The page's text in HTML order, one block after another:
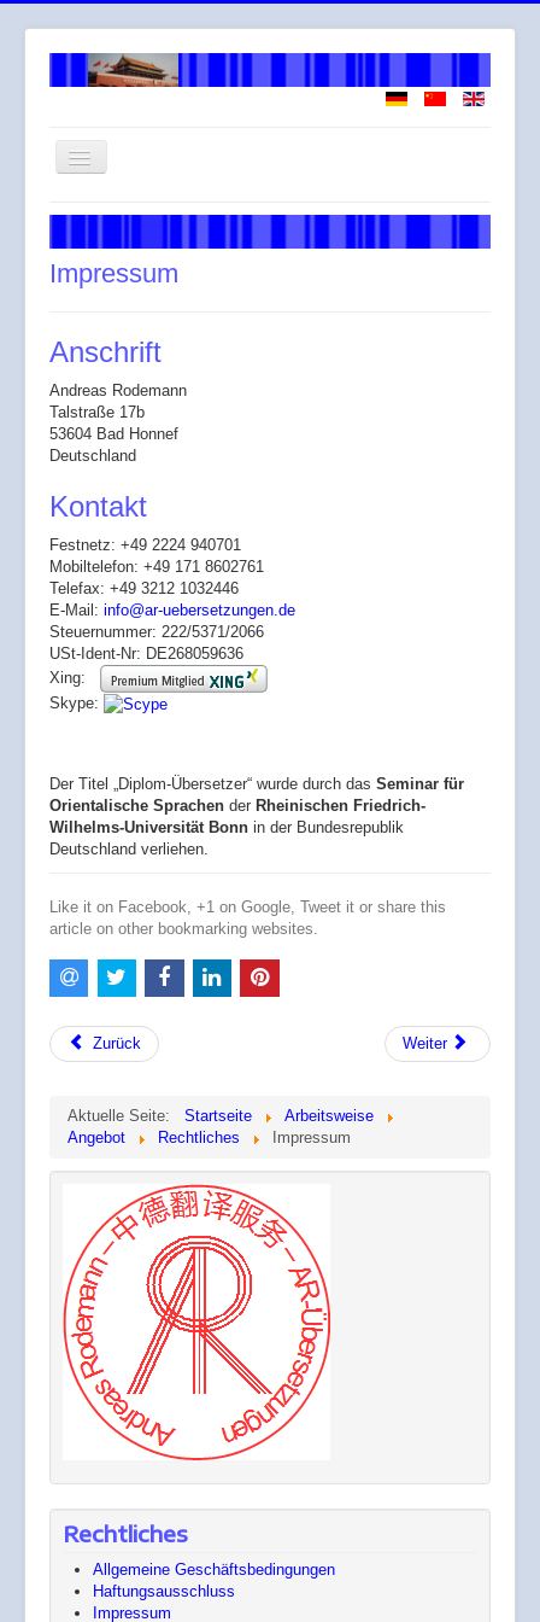
Navigation
Willkommen
Leistungen
Honorar
Across
Gendergerechte Sprache
Impressum
Anschrift
Andreas Rodemann
Talstraße 17b
53604 Bad Honnef
Deutschland
Kontakt
Festnetz: +49 2224 940701
Mobiltelefon: +49 171 8602761
Telefax: +49 3212 1032446
E-Mail: info@ar-uebersetzungen.de
Steuernummer: 222/5371/2066
USt-Ident-Nr: DE268059636
Xing:
Skype:
Der Titel „Diplom-Übersetzer“ wurde durch das Seminar für
Orientalische Sprachen der Rheinischen Friedrich-
Wilhelms-Universität Bonn in der Bundesrepublik
Deutschland verliehen.
Like it on Facebook, +1 on Google, Tweet it or share this
article on other bookmarking websites.
Zurück Weiter
Aktuelle Seite: Startseite
Arbeitsweise
Angebot
Rechtliches Impressum
Rechtliches
Allgemeine Geschäftsbedingungen
Haftungsausschluss
Impressum